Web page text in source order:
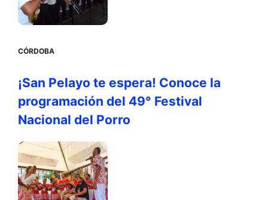
CÓRDOBA
¡San Pelayo te espera! Conoce la
programación del 49° Festival
Nacional del Porro